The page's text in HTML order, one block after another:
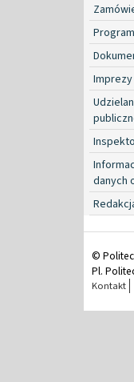
Imprezy
danych
©
Pl.
Kontakt